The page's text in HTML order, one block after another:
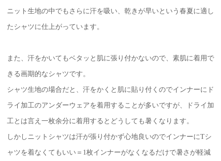
ニット生地の中でもさらに汗を吸い、乾きが早いという春夏に適し
たシャツに仕上がっています。
また、汗をかいてもベタッと肌に張り付かないので、素肌に着用で
きる画期的なシャツです。
シャツ生地の場合だと、汗をかくと肌に貼り付くのでインナーにド
ライ加工のアンダーウェアを着用することが多いですが、ドライ加
工とは言え一枚余分に着用するとどうしても暑くなります。
しかしニットシャツは汗が張り付かず心地良いのでインナーにTシ
ャツを着なくてもいい＝1枚インナーがなくなるだけで暑さが軽減